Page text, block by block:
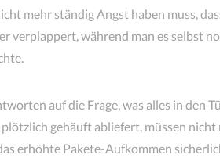
mehr ständig Angst haben muss,
verplappert, während man es selbst
auf die Frage, was alles in den
gehäuft abliefert, müssen
erhöhte Pakete-Aufkommen